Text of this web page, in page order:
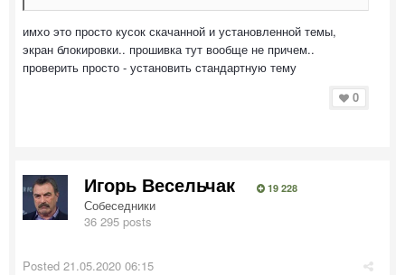
имхо это просто кусок скачанной и установленной темы,
экран блокировки.. прошивка тут вообще не причем..
проверить просто - установить стандартную тему
0
Игорь Весельчак 19 228
Собеседники
36 295 posts
Posted 21.05.2020 06:15